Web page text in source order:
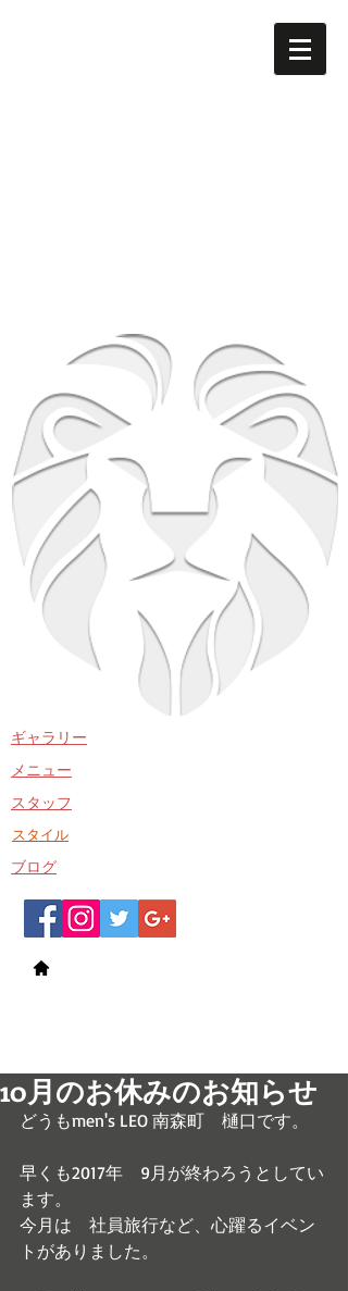
​スタイル
​ギャラリー
​スタッフ
​メニュー
​ブログ
10月のお休みのお知らせ
どうもmen's LEO 南森町　樋口です。
早くも2017年　9月が終わろうとしてい
ます。
今月は　社員旅行など、心躍るイベン
トがありました。